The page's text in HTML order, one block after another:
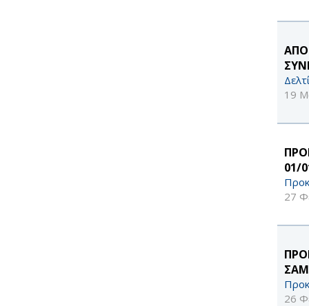
19
01/
27
26